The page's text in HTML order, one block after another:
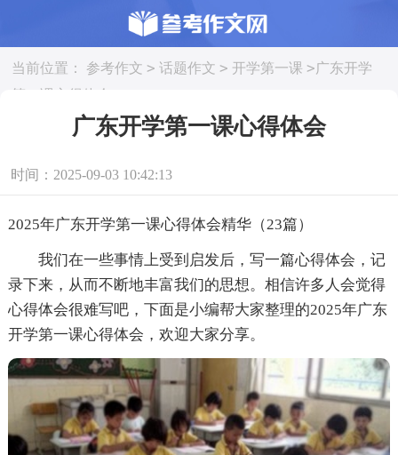
当前位置： 参考作文 > 话题作文 > 开学第一课 >广东开学
第一课心得体会
广东开学第一课心得体会
时间：2025-09-03 10:42:13
2025年广东开学第一课心得体会精华（23篇）
我们在一些事情上受到启发后，写一篇心得体会，记
录下来，从而不断地丰富我们的思想。相信许多人会觉得
心得体会很难写吧，下面是小编帮大家整理的2025年广东
开学第一课心得体会，欢迎大家分享。